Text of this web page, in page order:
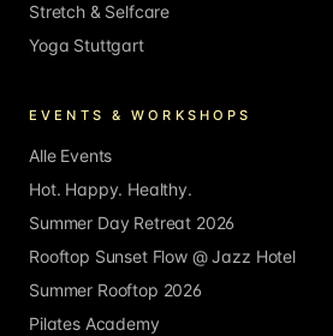
Stretch & Selfcare
Yoga Stuttgart
EVENTS & WORKSHOPS
Alle Events
Hot. Happy. Healthy.
Summer Day Retreat 2026
Rooftop Sunset Flow @ Jazz Hotel
Summer Rooftop 2026
Pilates Academy